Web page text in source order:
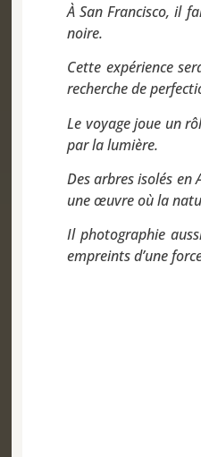
À San Francisco, il
noire.
Cette expérience
recherche de
Le voyage joue un
par la lumière.
Des arbres isolés
une œuvre où la
Il photographie
empreints d’une